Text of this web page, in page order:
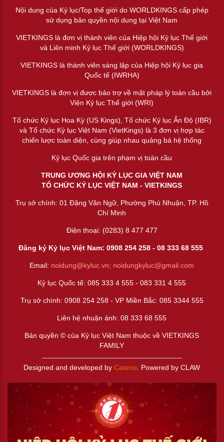
Nội dung của Kỷ lục/Top thế giới do WORLDKINGS cấp phép
sử dụng bản quyền nội dung tại Việt Nam
VIETKINGS là đơn vị thành viên của Hiệp hội Kỷ lục Thế giới
và Liên minh Kỷ lục Thế giới (WORLDKINGS)
VIETKINGS là thành viên sáng lập của Hiệp hội Kỷ lục gia
Quốc tế (IWRHA)
VIETKINGS là đơn vị được bảo trợ về mặt pháp lý toàn cầu bởi
Viện Kỷ lục Thế giới (WRI)
Tổ chức Kỷ lục Hoa Kỳ (US Kings), Tổ chức Kỷ lục Ấn Độ (IBR)
và Tổ chức Kỷ lục Việt Nam (VietKings) là 3 đơn vị hợp tác
chiến lược toàn diện, cùng giúp nhau quảng bá hệ thống
Kỷ lục Quốc gia trên phạm vị toàn cầu
TRUNG ƯƠNG HỘI KỶ LỤC GIA VIỆT NAM
TỔ CHỨC KỶ LỤC VIỆT NAM - VIETKINGS
Trụ sở chính: 01 Đặng Văn Ngữ, Phường Phú Nhuận, TP. Hồ
Chí Minh
Điện thoại: (0283) 8 477 477
Đăng ký Kỷ lục Việt Nam: 0908 254 258 -08 333 68 555
Email: noidung@kyluc.vn; noidungkyluc@gmail.com
Kỷ lục Quốc tế: 085 333 4 555 - 083 331 4 555
Trụ sở chính: 0908 254 258 - VP Miền Bắc: 085 3344 555
Liên hệ nhuận ảnh:08 333 68 555
Bản quyền © của Kỷ lục Việt Nam thuộc về VIETKINGS
FAMILY
Designed and developed byCateno. Powered by CLAW